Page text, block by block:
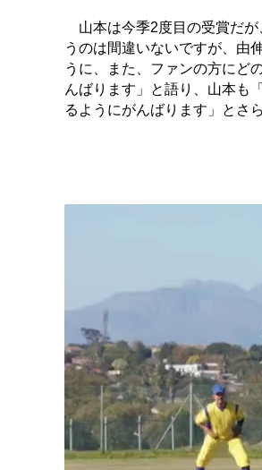
山本は今季2度目の受賞だが
うのは間違いないですが、由
うに、また、ファンの方にど
んばります」と語り、山本も
るようにがんばります」とさ